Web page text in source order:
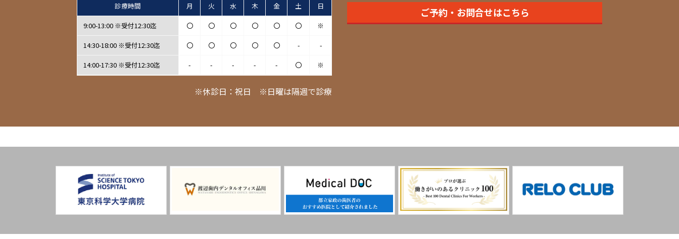
診療時間 月 火 水 木 金 土 日
9:00-13:00 ※受付12:30迄 〇 〇 〇 〇 〇 〇 ※
14:30-18:00 ※受付12:30迄 〇 〇 〇 〇 〇 - -
14:00-17:30 ※受付12:30迄 - - - - - 〇 ※
※休診日：祝日 ※日曜は隔週で診療
ご予約・お問合せはこちら